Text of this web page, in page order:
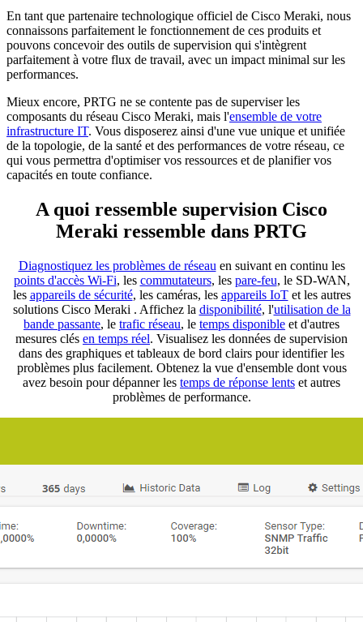
En tant que partenaire technologique officiel de Cisco Meraki, nous
connaissons parfaitement le fonctionnement de ces produits et
pouvons concevoir des outils de supervision qui s'intègrent
parfaitement à votre flux de travail, avec un impact minimal sur les
performances.
Mieux encore, PRTG ne se contente pas de superviser les
composants du réseau Cisco Meraki, mais l'ensemble de votre
infrastructure IT. Vous disposerez ainsi d'une vue unique et unifiée
de la topologie, de la santé et des performances de votre réseau, ce
qui vous permettra d'optimiser vos ressources et de planifier vos
capacités en toute confiance.
A quoi ressemble supervision Cisco
Meraki ressemble dans PRTG
Diagnostiquez les problèmes de réseau en suivant en continu les
points d'accès Wi-Fi, les commutateurs, les pare-feu, le SD-WAN,
les appareils de sécurité, les caméras, les appareils IoTet les autres
solutions Cisco Meraki . Affichez la disponibilité, l'utilisation de la
bande passante, le trafic réseau, le temps disponible et d'autres
mesures clés en temps réel. Visualisez les données de supervision
dans des graphiques et tableaux de bord clairs pour identifier les
problèmes plus facilement. Obtenez la vue d'ensemble dont vous
avez besoin pour dépanner les temps de réponse lents et autres
problèmes de performance.